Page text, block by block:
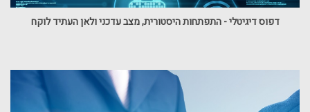
דפוס דיגיטלי - התפתחות היסטורית, מצב עדכני ולאן העתיד לוקח